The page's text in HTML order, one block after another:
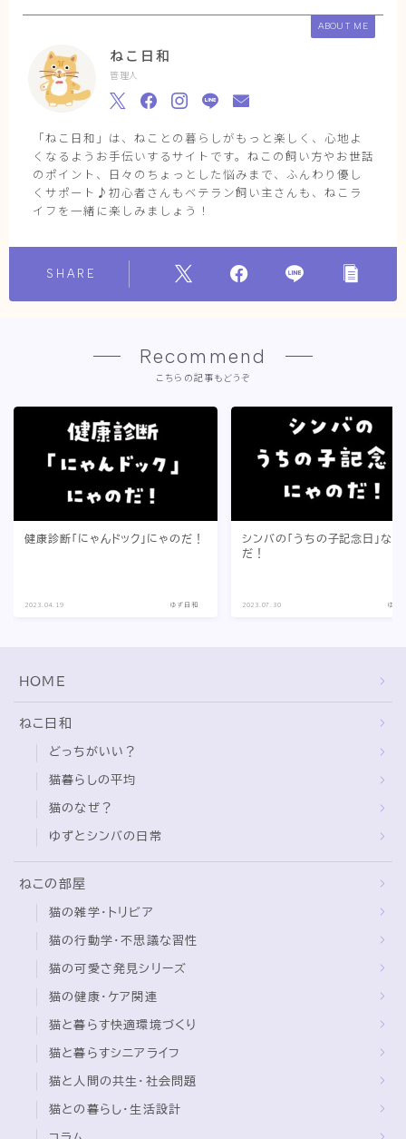
ABOUT ME
ねこ日和
管理人
「ねこ日和」は、ねことの暮らしがもっと楽しく、心地よ
くなるようお手伝いするサイトです。ねこの飼い方やお世話
のポイント、日々のちょっとした悩みまで、ふんわり優し
くサポート♪初心者さんもベテラン飼い主さんも、ねこラ
イフを一緒に楽しみましょう！
SHARE
Recommend
こちらの記事もどうぞ
健康診断「にゃんドック」にゃのだ！
シンバの「うちの子記念日」なの
だ！
ねこ日和
どっちがいい？
猫暮らしの平均
猫のなぜ？
ゆずとシンバの日常
ねこの部屋
猫の雑学・トリビア
猫の行動学・不思議な習性
猫の可愛さ発見シリーズ
猫の健康・ケア関連
猫と暮らす快適環境づくり
猫と暮らすシニアライフ
猫と人間の共生・社会問題
猫との暮らし・生活設計
コラム